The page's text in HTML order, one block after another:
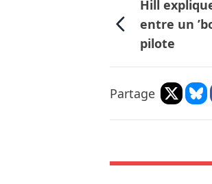
Hill
entre un
pilote
Partage